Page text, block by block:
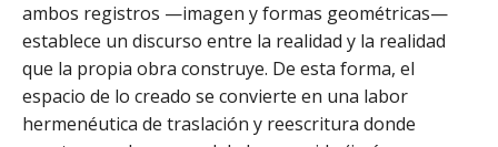
ambos registros —imagen y formas geométricas—
establece un discurso entre la realidad y la realidad
que la propia obra construye. De esta forma, el
espacio de lo creado se convierte en una labor
hermenéutica de traslación y reescritura donde